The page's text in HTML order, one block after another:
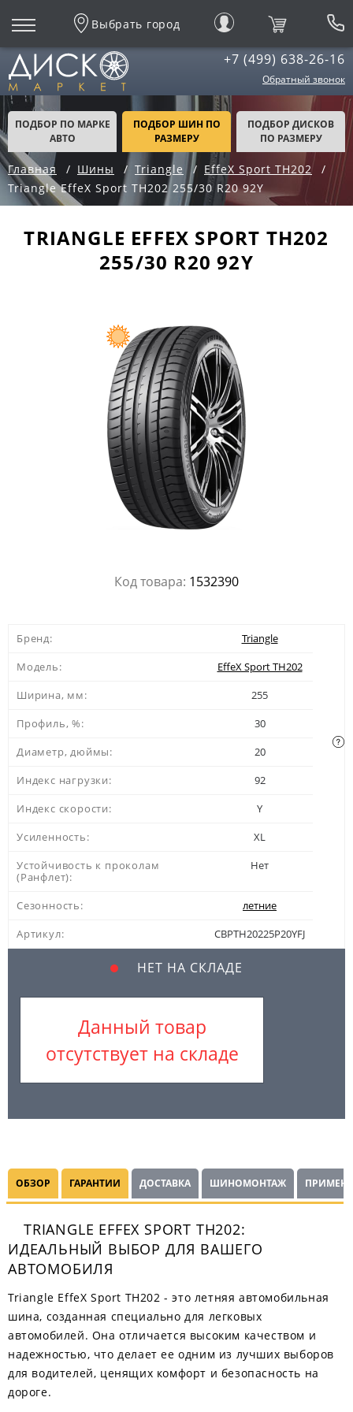
Выбрать город
+7 (499) 638-26-16
Обратный звонок
ПОДБОР ПО МАРКЕ
АВТО
ПОДБОР ШИН ПО
РАЗМЕРУ
ПОДБОР ДИСКОВ
ПО РАЗМЕРУ
Главная Шины Triangle
EffeX Sport TH202
Triangle EffeX Sport TH202 255/30 R20 92Y
TRIANGLE EFFEX SPORT TH202
255/30 R20 92Y
Код товара: 1532390
Бренд:
Triangle
Модель:
EffeX Sport TH202
Ширина, мм:
255
Профиль, %:
30
Диаметр, дюймы:
20
Индекс нагрузки:
92
Индекс скорости:
Y
Усиленность:
XL
Устойчивость к проколам
(Ранфлет):
Нет
Сезонность:
летние
Артикул:
CBPTH20225P20YFJ
НЕТ НА СКЛАДЕ
Данный товар
отсутствует на складе
ОБЗОР ГАРАНТИИ ДОСТАВКА ШИНОМОНТАЖ
TRIANGLE EFFEX SPORT TH202:
ИДЕАЛЬНЫЙ ВЫБОР ДЛЯ ВАШЕГО
АВТОМОБИЛЯ
Triangle EffeX Sport TH202 - это летняя автомобильная
шина, созданная специально для легковых
автомобилей. Она отличается высоким качеством и
надежностью, что делает ее одним из лучших выборов
для водителей, ценящих комфорт и безопасность на
дороге.